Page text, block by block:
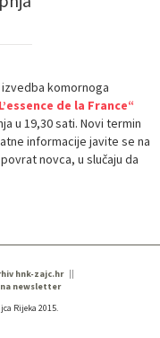
komornoga
de la France“
u 19,30 sati. Novi termin
informacije javite se na
novca, u slučaju da
hnk-zajc.hr
newsletter
Rijeka 2015.